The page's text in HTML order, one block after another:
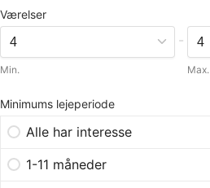
Værelser
Min.
-
Max.
Minimums lejeperiode
Alle har interesse
1-11 måneder